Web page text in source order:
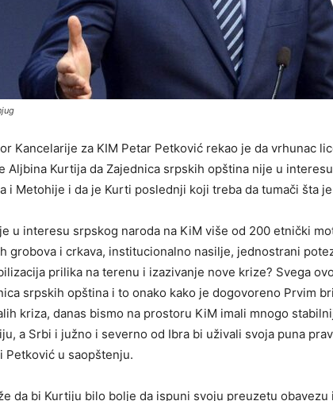
Kancelarije za KIM Petar Petković rekao je da vrhunac
Aljbina Kurtija da Zajednica srpskih opština nije u
i Metohije i da je Kurti poslednji koji treba da tumači šta
u interesu srpskog naroda na KiM više od 200 etnički
grobova i crkava, institucionalno nasilje, jednostrani
prilika na terenu i izazivanje nove krize? Svega
srpskih opština i to onako kako je dogovoreno Prvim
kriza, danas bismo na prostoru KiM imali mnogo
a Srbi i južno i severno od Ibra bi uživali svoja puna
Petković u saopštenju.
da bi Kurtiju bilo bolje da ispuni svoju preuzetu